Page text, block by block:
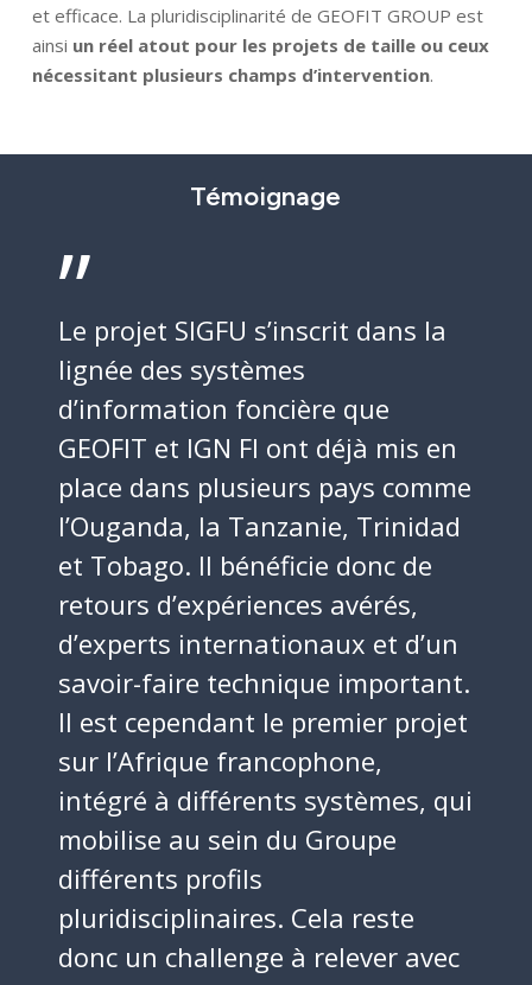
et efficace. La pluridisciplinarité de GEOFIT GROUP est
ainsi un réel atout pour les projets de taille ou ceux
nécessitant plusieurs champs d’intervention.
Témoignage
”
Le projet SIGFU s’inscrit dans la
lignée des systèmes
d’information foncière que
GEOFIT et IGN FI ont déjà mis en
place dans plusieurs pays comme
l’Ouganda, la Tanzanie, Trinidad
et Tobago. Il bénéficie donc de
retours d’expériences avérés,
d’experts internationaux et d’un
savoir-faire technique important.
Il est cependant le premier projet
sur l’Afrique francophone,
intégré à différents systèmes, qui
mobilise au sein du Groupe
différents profils
pluridisciplinaires. Cela reste
donc un challenge à relever avec
Identité
Agences